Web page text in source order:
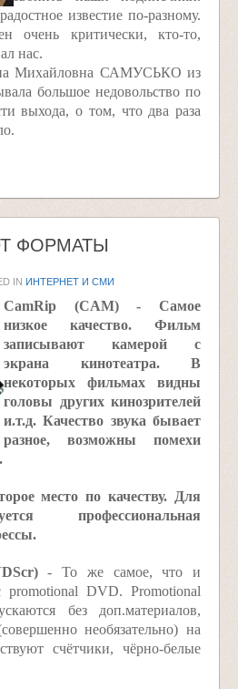
известие по-разному.
очень критически, кто-то,
нас.
Михайловна САМУСЬКО из
большое недовольство по
выхода, о том, что два раза
ФОРМАТЫ
IN ИНТЕРНЕТ И СМИ
CamRip (CAM) - Самое
низкое качество. Фильм
записывают камерой с
экрана кинотеатра. В
некоторых фильмах видны
головы других кинозрителей
и.т.д. Качество звука бывает
разное, возможны помехи
место по качеству. Для
профессиональная
- То же самое, что и
promotional DVD. Promotional
без доп.материалов,
необязательно) на
счётчики, чёрно-белые